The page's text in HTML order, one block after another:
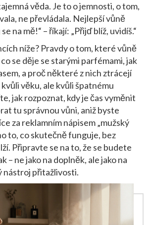
věda. Je to o jemnosti, o tom,
ne převládala. Nejlepší vůně
na mě!“ – říkají: „Přijď blíž, uvidíš.“
níže? Pravdy o tom, které vůně
se děje se starými parfémami, jak
a proč některé z nich ztrácejí
kvůli věku, ale kvůli špatnému
jak rozpoznat, kdy je čas vyměnit
tu správnou vůni, aniž byste
za reklamním nápisem „mužský
to, co skutečně funguje, bez
Připravte se na to, že se budete
– ne jako na doplněk, ale jako na
nástroj přitažlivosti.